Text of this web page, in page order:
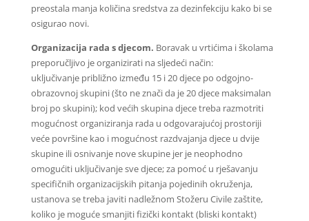
preostala manja količina sredstva za dezinfekciju kako bi se
osigurao novi.
Organizacija rada s djecom. Boravak u vrtićima i školama
preporučljivo je organizirati na sljedeći način:
uključivanje približno između 15 i 20 djece po odgojno-
obrazovnoj skupini (što ne znači da je 20 djece maksimalan
broj po skupini); kod većih skupina djece treba razmotriti
mogućnost organiziranja rada u odgovarajućoj prostoriji
veće površine kao i mogućnost razdvajanja djece u dvije
skupine ili osnivanje nove skupine jer je neophodno
omogućiti uključivanje sve djece; za pomoć u rješavanju
specifičnih organizacijskih pitanja pojedinih okruženja,
ustanova se treba javiti nadležnom Stožeru Civile zaštite,
koliko je moguće smanjiti fizički kontakt (bliski kontakt)